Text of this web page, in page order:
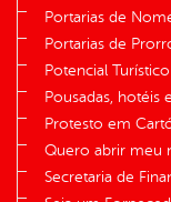
Portarias de
Portarias de
Potencial Turístico
Pousadas, hotéis
Protesto em
Quero abrir meu
Secretaria de